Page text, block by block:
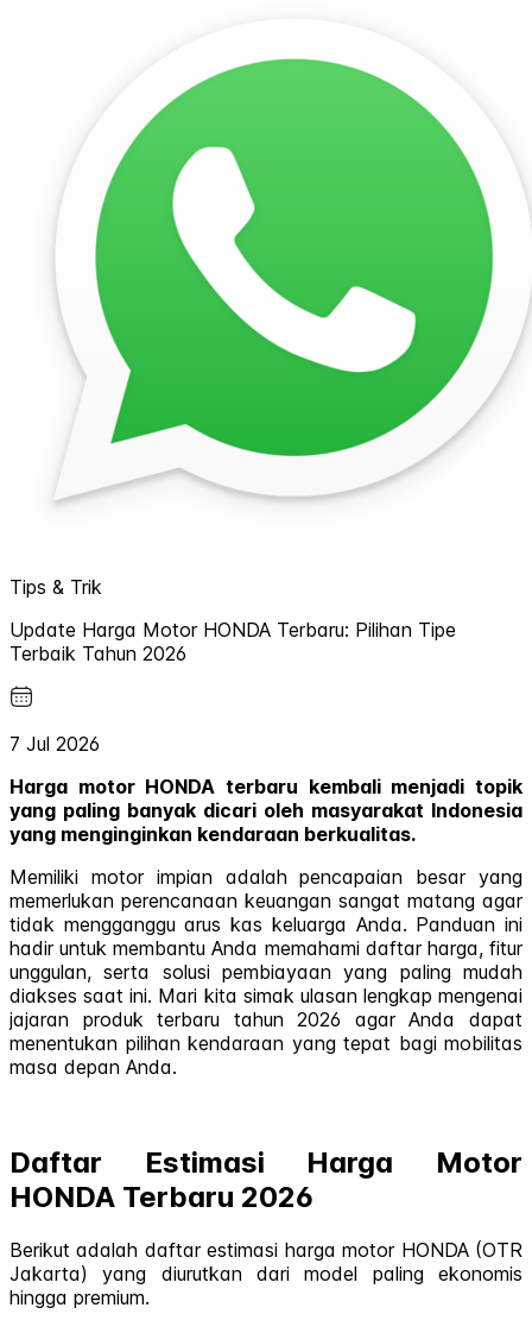
Tips & Trik
Update Harga Motor HONDA Terbaru: Pilihan Tipe
Terbaik Tahun 2026
7 Jul 2026
Harga motor HONDA terbaru kembali menjadi topik
yang paling banyak dicari oleh masyarakat Indonesia
yang menginginkan kendaraan berkualitas.
Memiliki motor impian adalah pencapaian besar yang
memerlukan perencanaan keuangan sangat matang agar
tidak mengganggu arus kas keluarga Anda. Panduan ini
hadir untuk membantu Anda memahami daftar harga, fitur
unggulan, serta solusi pembiayaan yang paling mudah
diakses saat ini. Mari kita simak ulasan lengkap mengenai
jajaran produk terbaru tahun 2026 agar Anda dapat
menentukan pilihan kendaraan yang tepat bagi mobilitas
masa depan Anda.
Daftar Estimasi Harga Motor
HONDA Terbaru 2026
Berikut adalah daftar estimasi harga motor HONDA (OTR
Jakarta) yang diurutkan dari model paling ekonomis
hingga premium.